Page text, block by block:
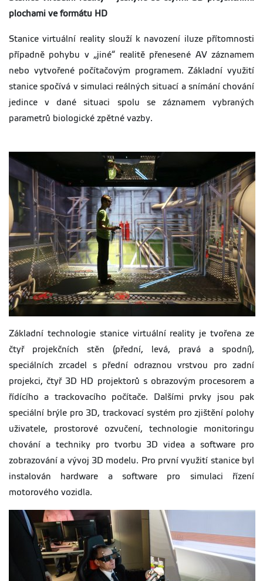
plochami ve formátu HD
Stanice virtuální reality slouží k navození iluze přítomnosti
případně pohybu v „jiné“ realitě přenesené AV záznamem
nebo vytvořené počítačovým programem. Základní využití
stanice spočívá v simulaci reálných situací a snímání chování
jedince v dané situaci spolu se záznamem vybraných
parametrů biologické zpětné vazby.
Základní technologie stanice virtuální reality je tvořena ze
čtyř projekčních stěn (přední, levá, pravá a spodní),
speciálních zrcadel s přední odraznou vrstvou pro zadní
projekci, čtyř 3D HD projektorů s obrazovým procesorem a
řídícího a trackovacího počítače. Dalšími prvky jsou pak
speciální brýle pro 3D, trackovací systém pro zjištění polohy
uživatele, prostorové ozvučení, technologie monitoringu
chování a techniky pro tvorbu 3D videa a software pro
zobrazování a vývoj 3D modelu. Pro první využití stanice byl
instalován hardware a software pro simulaci řízení
motorového vozidla.